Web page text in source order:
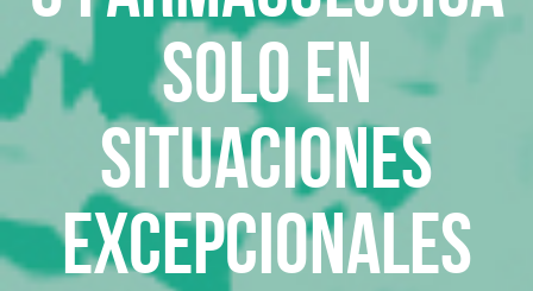
solo en
situaciones
excepcionales